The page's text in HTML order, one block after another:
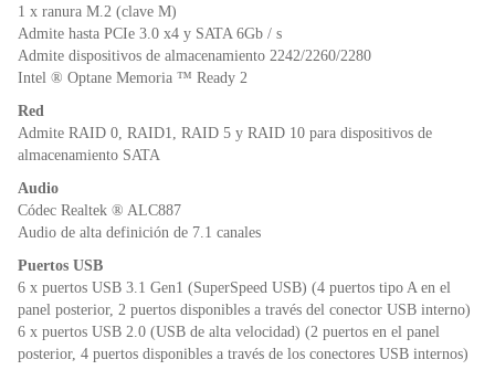
1 x ranura M.2 (clave M)
Admite hasta PCIe 3.0 x4 y SATA 6Gb / s
Admite dispositivos de almacenamiento 2242/2260/2280
Intel ® Optane Memoria ™ Ready 2
Red
Admite RAID 0, RAID1, RAID 5 y RAID 10 para dispositivos de
almacenamiento SATA
Audio
Códec Realtek ® ALC887
Audio de alta definición de 7.1 canales
Puertos USB
6 x puertos USB 3.1 Gen1 (SuperSpeed ​​USB) (4 puertos tipo A en el
panel posterior, 2 puertos disponibles a través del conector USB interno)
6 x puertos USB 2.0 (USB de alta velocidad) (2 puertos en el panel
posterior, 4 puertos disponibles a través de los conectores USB internos)